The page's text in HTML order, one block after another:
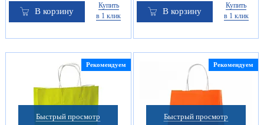
В корзину
Купить
в 1 клик
В корзину
Купить
в 1 клик
Быстрый просмотр
Рекомендуем
Быстрый просмотр
Рекомендуем